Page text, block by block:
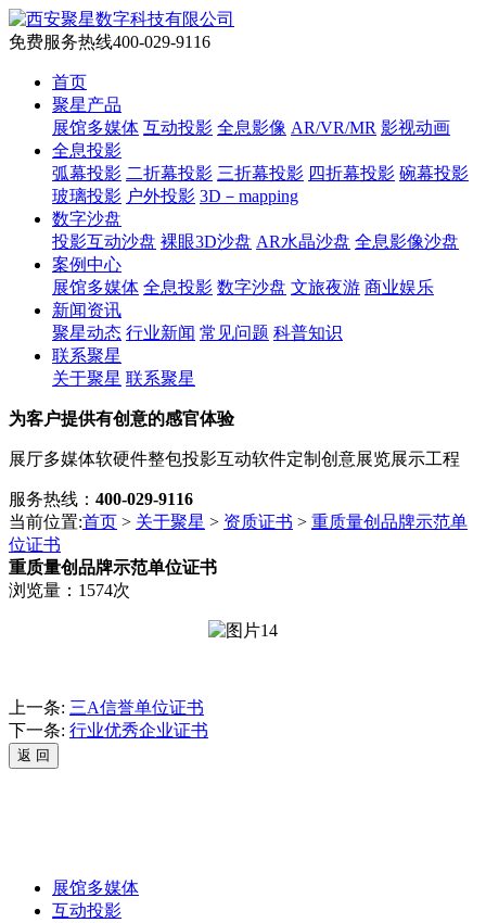
免费服务热线400-029-9116
首页
聚星产品
展馆多媒体 互动投影 全息影像 AR/VR/MR 影视动画
全息投影
弧幕投影 二折幕投影 三折幕投影 四折幕投影 碗幕投影
玻璃投影 户外投影 3D－mapping
数字沙盘
投影互动沙盘 裸眼3D沙盘 AR水晶沙盘 全息影像沙盘
案例中心
展馆多媒体 全息投影 数字沙盘 文旅夜游 商业娱乐
新闻资讯
聚星动态 行业新闻 常见问题 科普知识
联系聚星
关于聚星 联系聚星
为客户提供有创意的感官体验
展厅多媒体软硬件整包投影互动软件定制 创意展览展示工程
服务热线： 400-029-9116
当前位置:首页 > 关于聚星 > 资质证书 > 重质量创品牌示范单
位证书
重质量创品牌示范单位证书
浏览量：1574次
上一条: 三A信誉单位证书
下一条: 行业优秀企业证书
展馆多媒体
互动投影